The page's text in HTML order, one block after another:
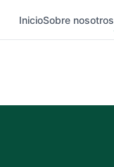
InicioSobre nosotros